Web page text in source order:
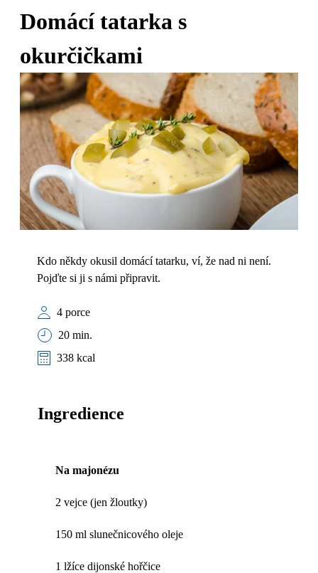
Domácí tatarka s
okurčičkami
Kdo někdy okusil domácí tatarku, ví, že nad ni není.
Pojďte si ji s námi připravit.
4 porce
20 min.
338 kcal
Ingredience
Na majonézu
2 vejce (jen žloutky)
150 ml slunečnicového oleje
1 lžíce dijonské hořčice